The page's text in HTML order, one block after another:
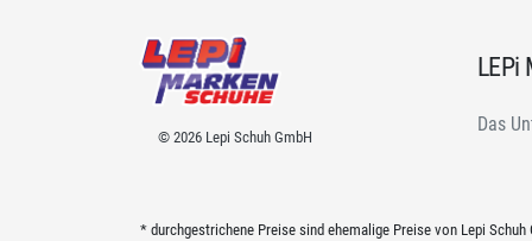
© 2026 Lepi Schuh GmbH
LEPi
Das
* durchgestrichene Preise sind ehemalige Preise von Lepi Schuh